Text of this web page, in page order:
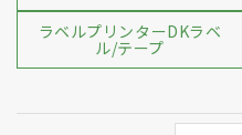
ラベルプリンターDKラベ
ル/テープ